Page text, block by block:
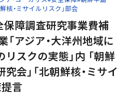
核・ミサイルリスク」部会
保障調査研究事業費補
アジア・大洋州地域に
スクの実態」内 「朝鮮
会」「北朝鮮核・ミサイ
言